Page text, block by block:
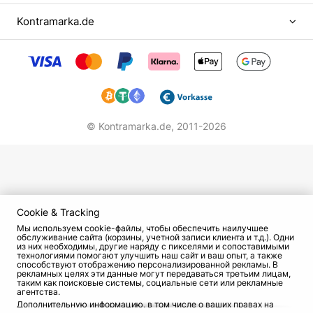
девушки. Уже на первом курсе несколько
столичных трупп предлагали ей места.
Поступали на ознакомление и сценарии лент от
лучших режиссеров того периода. Одной из
ярких страниц стала комедия Гайдая. В фильме
«На Дерибасовской хорошая погода, или На
Брайтон-Бич опять идут дожди» Нонна
примерила образ танцовщицы кордебалета.
«Графиня де Монсоро»;
«Первый удар».
В последней ленте Нонне Гришаевой
посчастливилось работать с Джеки Чаном,
который был восхищен профессионализмом
Kontramarka.de
© Kontramarka.de, 2011-2026
Cookie & Tracking
Мы используем cookie-файлы, чтобы обеспечить наилучшее
обслуживание сайта (корзины, учетной записи клиента и т.д.). Одни
из них необходимы, другие наряду с пикселями и сопоставимыми
технологиями помогают улучшить наш сайт и ваш опыт, а также
способствуют отображению персонализированной рекламы. В
рекламных целях эти данные могут передаваться третьим лицам,
таким как поисковые системы, социальные сети или рекламные
агентства.
Дополнительную информацию, в том числе о ваших правах на